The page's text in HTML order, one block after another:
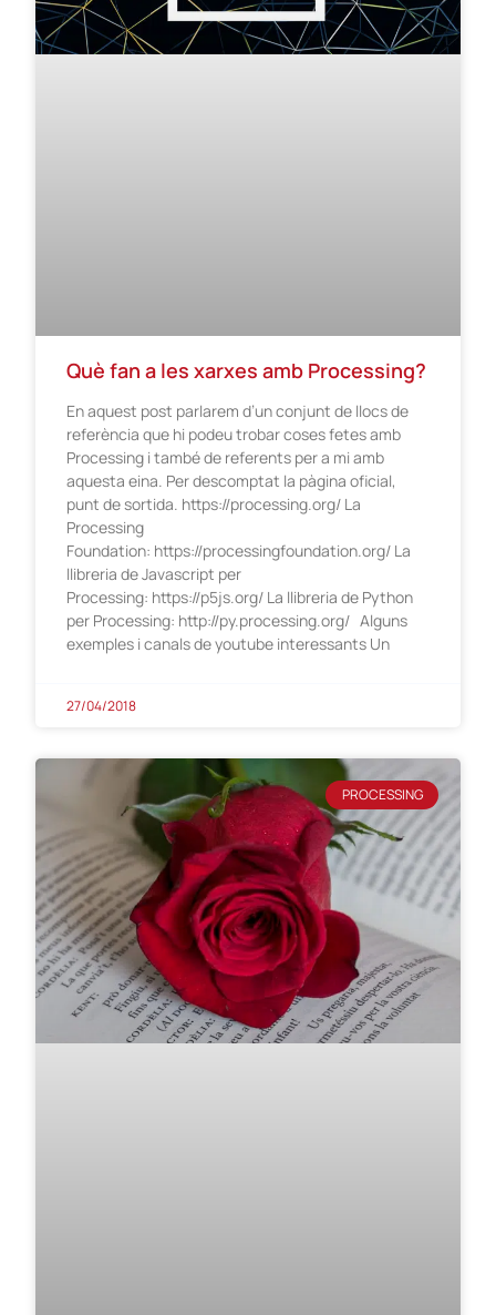
Què fan a les xarxes amb Processing?
En aquest post parlarem d’un conjunt de llocs de
referència que hi podeu trobar coses fetes amb
Processing i també de referents per a mi amb
aquesta eina. Per descomptat la pàgina oficial,
punt de sortida. https://processing.org/ La
Processing
Foundation: https://processingfoundation.org/ La
llibreria de Javascript per
Processing: https://p5js.org/ La llibreria de Python
per Processing: http://py.processing.org/ Alguns
exemples i canals de youtube interessants Un
27/04/2018
PROCESSING